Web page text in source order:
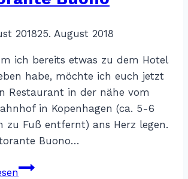
201825. August 2018
ich bereits etwas zu dem Hotel
habe, möchte ich euch jetzt
Restaurant in der nähe vom
in Kopenhagen (ca. 5-6
zu Fuß entfernt) ans Herz legen.
Buono…
Ristorante